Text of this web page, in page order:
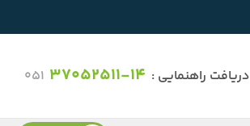
دریافت راهنمایی : 37052511-14
051